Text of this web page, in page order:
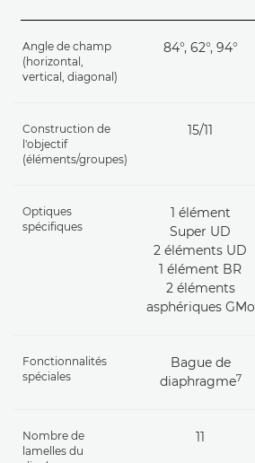
Angle de champ
(horizontal,
vertical, diagonal)
84°, 62°, 94°
Construction de
l'objectif
(éléments/groupes)
15/11
Optiques
spécifiques
1 élément
Super UD
2 éléments UD
1 élément BR
2 éléments
asphériques GMo
Fonctionnalités
spéciales
Bague de
diaphragme7
Nombre de
lamelles du
11